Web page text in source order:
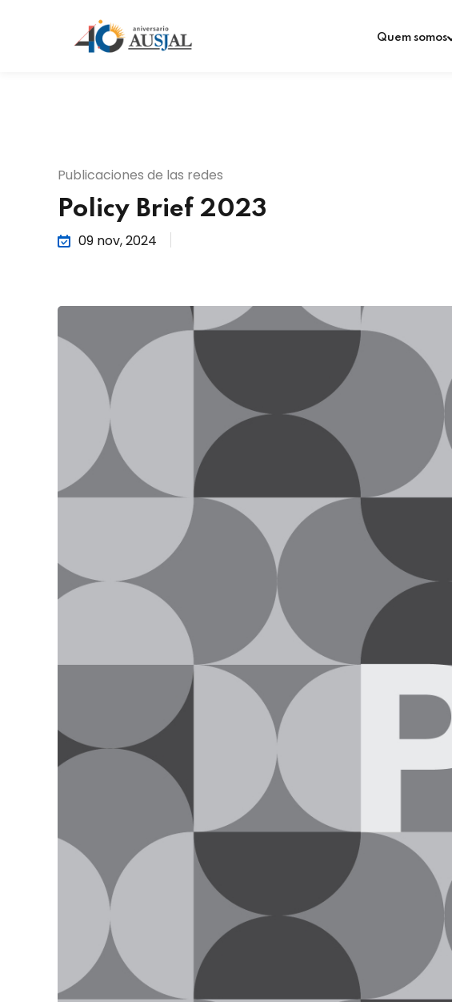
Quem somos
Publicaciones de las redes
Policy Brief 2023
09 nov, 2024